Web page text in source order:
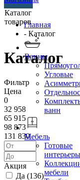
Каталог
товаров
Ванны
Угловые
ванн
Мебель
Готовые
интерьеры
мебели
Главная
- Каталог
Каталог
Фильтр
Цена
0
32 958
65 915
98 873
131 830
Акция
Да (136)